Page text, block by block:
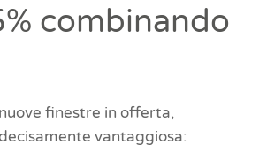
combinando
finestre in offerta,
vantaggiosa: